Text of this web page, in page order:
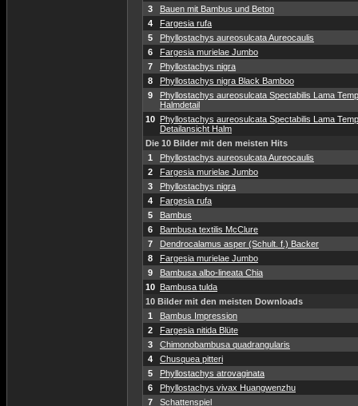
3
Bauen mit Bambus und Beton
4
Fargesia rufa
5
Phyllostachys aureosulcata Aureocaulis
6
Fargesia murielae Jumbo
7
Phyllostachys nigra
8
Phyllostachys nigra Black Bamboo
9
Phyllostachys aureosulcata Spectabilis Lama
Halmdetail
10 Phyllostachys aureosulcata Spectabilis Lama
Detailansicht Halm
Die 10 Bilder mit den meisten Hits
1
Phyllostachys aureosulcata Aureocaulis
2
Fargesia murielae Jumbo
3
Phyllostachys nigra
4
Fargesia rufa
5
Bambus
6
Bambusa textilis McClure
7
Dendrocalamus asper (Schult. f.) Backer
8
Fargesia murielae Jumbo
9
Bambusa albo-lineata Chia
10 Bambusa tulda
10 Bilder mit den meisten Downloads
1
Bambus Impression
2
Fargesia nitida Blüte
3
Chimonobambusa quadrangularis
4
Chusquea pitteri
5
Phyllostachys atrovaginata
6
Phyllostachys vivax Huangwenzhu
7
Schattenspiel